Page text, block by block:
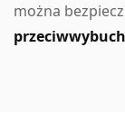
można